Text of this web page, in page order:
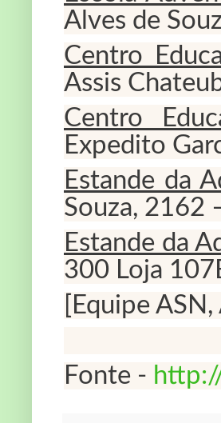
Alves de
Centro
Assis
Centro
Expedito
Estande da
Souza, 2162
Estande da
300 Loja
[Equipe
Fonte -